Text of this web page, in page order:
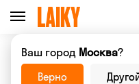
Ваш город Москва?
Верно